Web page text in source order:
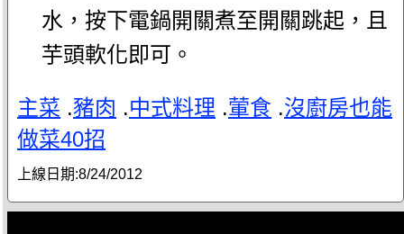
水，按下電鍋開關煮至開關跳起，且
芋頭軟化即可。
主菜 .豬肉 .中式料理 .葷食 .沒廚房也能
做菜40招
上線日期:8/24/2012